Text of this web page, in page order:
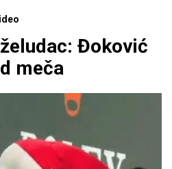
Đoković
meča